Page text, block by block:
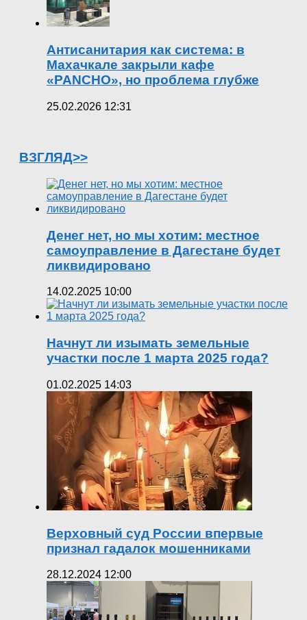
Антисанитария как система: в
Махачкале закрыли кафе
«PANCHO», но проблема глубже
25.02.2026 12:31
ВЗГЛЯД>>
Денег нет, но мы хотим: местное
самоуправление в Дагестане будет
ликвидировано
14.02.2025 10:00
Начнут ли изымать земельные
участки после 1 марта 2025 года?
01.02.2025 14:03
Верховный суд России впервые
признал гадалок мошенниками
28.12.2024 12:00